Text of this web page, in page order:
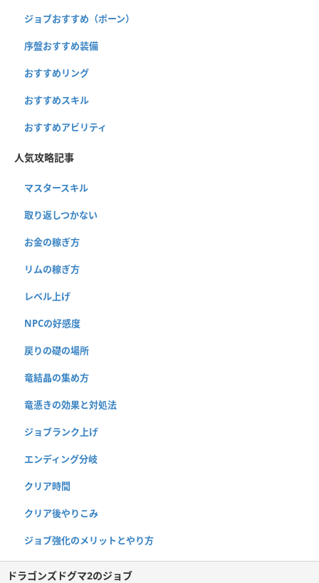
ジョブおすすめ（ポーン）
序盤おすすめ装備
おすすめリング
おすすめスキル
おすすめアビリティ
人気攻略記事
マスタースキル
取り返しつかない
お金の稼ぎ方
リムの稼ぎ方
レベル上げ
NPCの好感度
戻りの礎の場所
竜結晶の集め方
竜憑きの効果と対処法
ジョブランク上げ
エンディング分岐
クリア時間
クリア後やりこみ
ジョブ強化のメリットとやり方
ドラゴンズドグマ2のジョブ